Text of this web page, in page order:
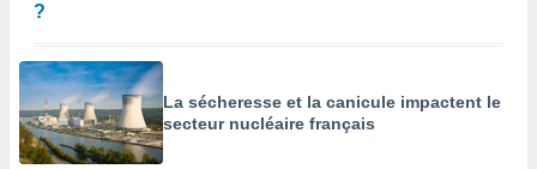
?
La sécheresse et la canicule impactent le
secteur nucléaire français